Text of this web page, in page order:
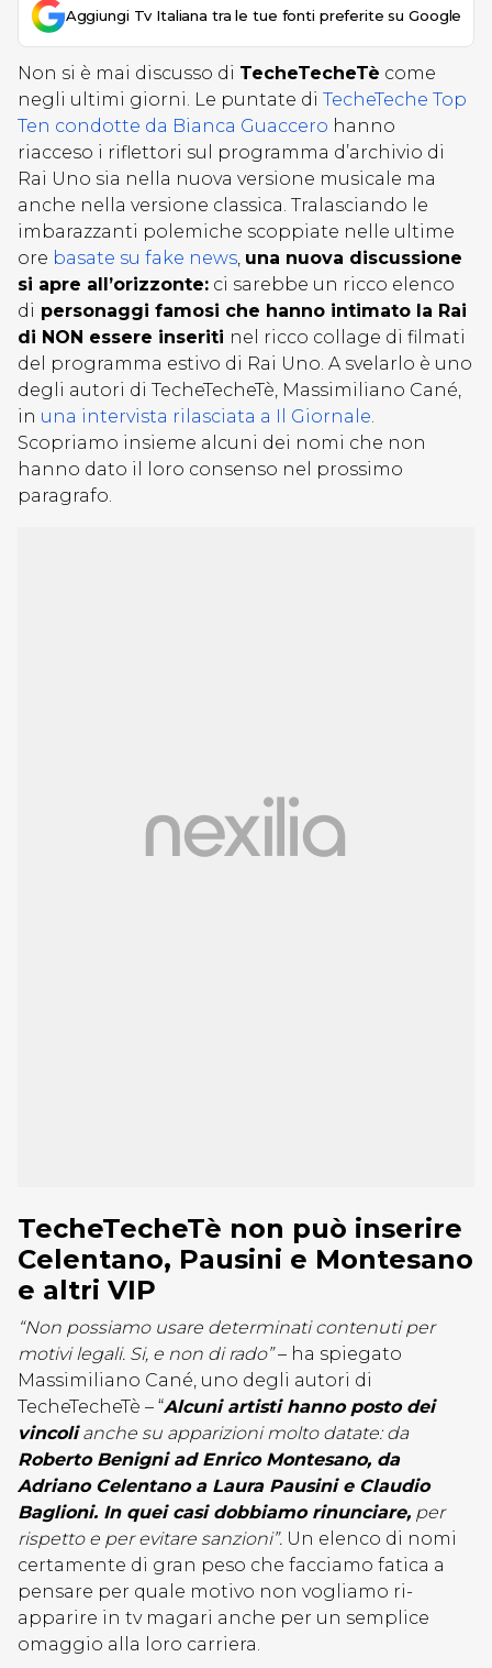
Aggiungi Tv Italiana tra le tue fonti preferite su Google
Non si è mai discusso di TecheTecheTè come
negli ultimi giorni. Le puntate di TecheTeche Top
Ten condotte da Bianca Guaccero hanno
riacceso i riflettori sul programma d’archivio di
Rai Uno sia nella nuova versione musicale ma
anche nella versione classica. Tralasciando le
imbarazzanti polemiche scoppiate nelle ultime
ore basate su fake news, una nuova discussione
si apre all’orizzonte: ci sarebbe un ricco elenco
di personaggi famosi che hanno intimato la Rai
di NON essere inseriti nel ricco collage di filmati
del programma estivo di Rai Uno. A svelarlo è uno
degli autori di TecheTecheTè, Massimiliano Cané,
in una intervista rilasciata a Il Giornale.
Scopriamo insieme alcuni dei nomi che non
hanno dato il loro consenso nel prossimo
paragrafo.
TecheTecheTè non può inserire
Celentano, Pausini e Montesano
e altri VIP
“Non possiamo usare determinati contenuti per
motivi legali. Si, e non di rado”– ha spiegato
Massimiliano Cané, uno degli autori di
TecheTecheTè – “Alcuni artisti hanno posto dei
vincolianche su apparizioni molto datate: da
Roberto Benigni ad Enrico Montesano, da
Adriano Celentano a Laura Pausini e Claudio
Baglioni. In quei casi dobbiamo rinunciare, per
rispetto e per evitare sanzioni”. Un elenco di nomi
certamente di gran peso che facciamo fatica a
pensare per quale motivo non vogliamo ri-
apparire in tv magari anche per un semplice
omaggio alla loro carriera.